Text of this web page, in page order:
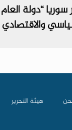
“دولة العام
هيئة التحرير